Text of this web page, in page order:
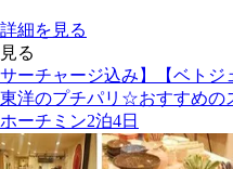
細を見る
る
サーチャージ込み】【ベトジ
洋のプチパリ☆おすすめの
ーチミン2泊4日